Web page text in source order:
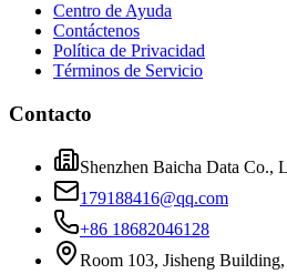
Centro de Ayuda
Contáctenos
Política de Privacidad
Términos de Servicio
Contacto
Shenzhen Baicha Data Co.,
179188416@qq.com
+86 18682046128
Room 103, Jisheng